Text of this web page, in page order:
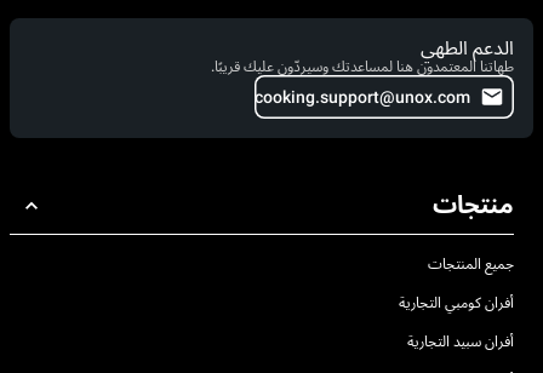
الدعم الطهي
طهاتنا المعتمدون هنا لمساعدتك وسيردّون عليك قريبًا.
cooking.support@unox.com
منتجات
جميع المنتجات
أفران كومبي التجارية
أفران سبيد التجارية